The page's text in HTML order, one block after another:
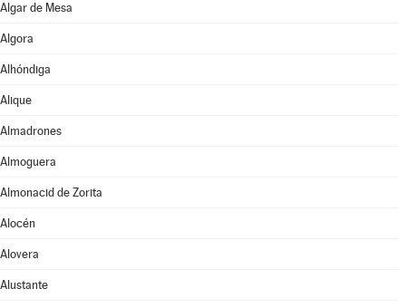
Algar de Mesa
Algora
Alhóndiga
Alique
Almadrones
Almoguera
Almonacid de Zorita
Alocén
Alovera
Alustante